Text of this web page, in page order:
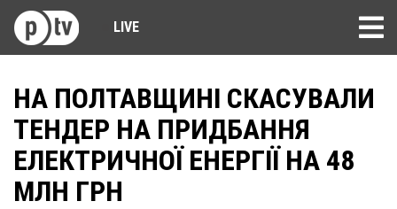
LIVE
НА ПОЛТАВЩИНІ СКАСУВАЛИ
ТЕНДЕР НА ПРИДБАННЯ
ЕЛЕКТРИЧНОЇ ЕНЕРГІЇ НА 48
МЛН ГРН